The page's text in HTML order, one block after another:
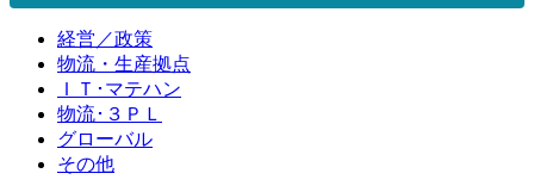
経営／政策
物流・生産拠点
ＩＴ･マテハン
物流･３ＰＬ
グローバル
その他